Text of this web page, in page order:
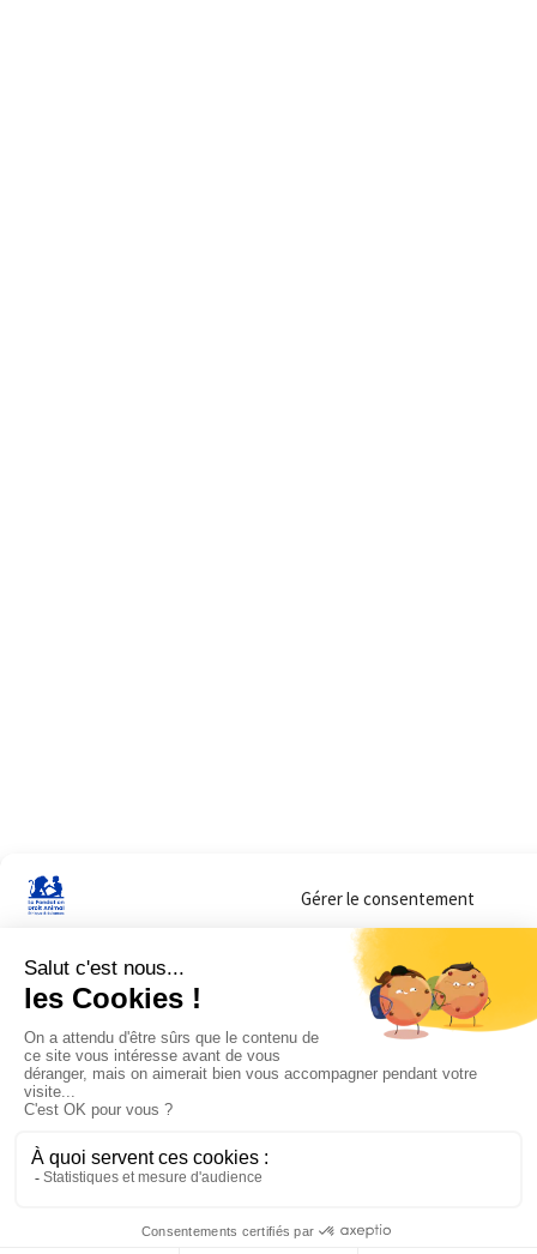
Gérer le consentement
Sur ce site, nous utilisons des cookies pour mesurer notre audience et vous
lorsque vous y consentez. Vous pouvez sélectionner ceux que vous autorisez
navigation.